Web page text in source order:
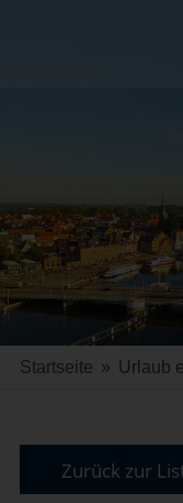
Startseite » Urlaub
Zurück zur